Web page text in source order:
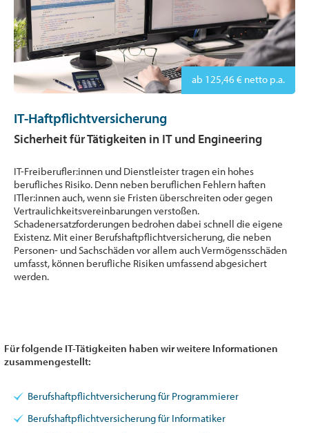
ab 125,46 € netto p.a.
IT-Haftpflichtversicherung
Sicherheit für Tätigkeiten in IT und Engineering
IT-Freiberufler:innen und Dienstleister tragen ein hohes
berufliches Risiko. Denn neben beruflichen Fehlern haften
ITler:innen auch, wenn sie Fristen überschreiten oder gegen
Vertraulichkeitsvereinbarungen verstoßen.
Schadenersatzforderungen bedrohen dabei schnell die eigene
Existenz. Mit einer Berufshaftpflichtversicherung, die neben
Personen- und Sachschäden vor allem auch Vermögensschäden
umfasst, können berufliche Risiken umfassend abgesichert
werden.
Für folgende IT-Tätigkeiten haben wir weitere Informationen
zusammengestellt:
Berufshaftpflichtversicherung für Programmierer
Berufshaftpflichtversicherung für Informatiker